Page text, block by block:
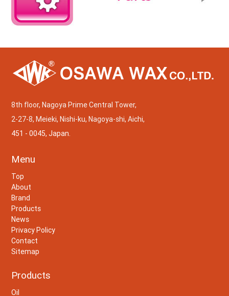
8th floor, Nagoya Prime Central Tower,
2-27-8, Meieki, Nishi-ku, Nagoya-shi, Aichi,
451 - 0045, Japan.
Menu
Top
About
Brand
Products
News
Privacy Policy
Contact
Sitemap
Products
Oil